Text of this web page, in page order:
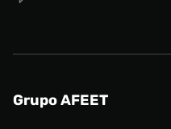
Grupo AFEET